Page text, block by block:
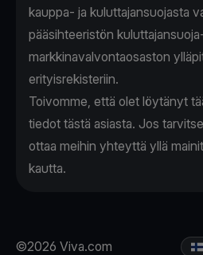
kauppa- ja kuluttajansuojasta
pääsihteeristön
markkinavalvontaosaston
erityisrekisteriin.
Toivomme, että olet löytänyt
tiedot tästä asiasta. Jos
ottaa meihin yhteyttä yllä
kautta.
©2026 Viva.com